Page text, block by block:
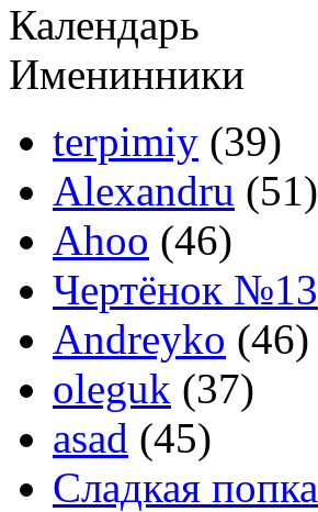
Календарь
Именинники
terpimiy (39)
Alexandru (51)
Ahoo (46)
Чертёнок №13
Andreyko (46)
oleguk (37)
asad (45)
Сладкая попка